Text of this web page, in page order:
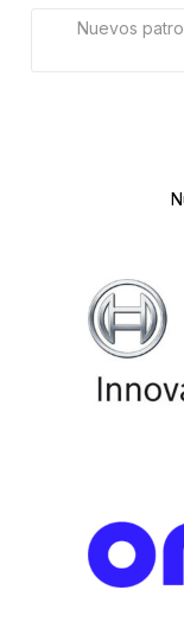
Nuevos